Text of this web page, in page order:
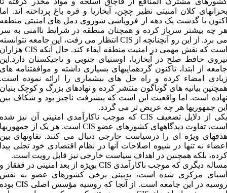
بحرانهای کلان امنیتی نظیر چچن، آبخازیا و قره باغ پرداخته اند. اما
اکنون با گذشت یک دهه از فروپاشی شوروی دمل های امنیتی منطقه
هر چه بیشتر سرباز کرده و همچنان منطقه در شرایط ناامنی به سر
می برد. از این رو آنچنانچه از CIS انتظار می رفت، این جامعه نتوانسته
است که نقش مهمی در امنیت منطقه ایفاء کند. حال آنکه CIS هزاران
نیروی حافظ صلح در آبخازیا، اوستیای جنوبی و تاجیکستان دارد.این
جامعه از ابتدا، تاکنون گردهماییهای بسیاری داشته و موافقتنامه های
زیادی امضاء کرده و راه حل های بیشماری را ارائه نموده است.
همچنین بیانیه های گوناگون منتشر کرده و نهادهای بزرگ و کوچک بنیان
نهاده است. اما واقعیت این است که پیشرفت ناچیز بود و شکاف بین
این جمهوریها هر چه عریض تر می گردد.
یکی از دلایل تضعیف CIS که موجب ناکارآمدی امنیتی آن نیز شده
است، تفاوت دیدگاههای کشورهای عضو CIS است. هر یک از جمهوریها
هدفهای ویژه ای را درسیاست خارجی دنبال می کنند. تفاوتهای بین
اعضاء نه تنها در شیوه اصلاحات آنها در نظام اقتصادی خود تجلی پیدا
کرده، بلکه همچنین در اهداف سیاست خارجی نیز قابل رویت است.
مساله دیگری که موجب ناکارآمدی CIS بویژه از بعد امنیتی در قفقاز و
آسیای مرکزی شده است، بدبینی برخی کشورهای عضو به نقش
روسیه در این جامعه است. از آنجا که روسیه مؤسس اصلی CIS بوده